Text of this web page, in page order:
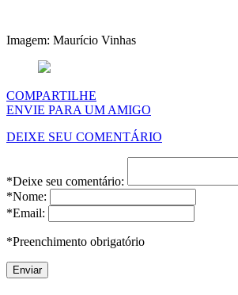
Imagem: Maurício Vinhas
COMPARTILHE
ENVIE PARA UM AMIGO
DEIXE SEU COMENTÁRIO
*Deixe seu comentário:
*Nome:
*Email:
*Preenchimento obrigatório